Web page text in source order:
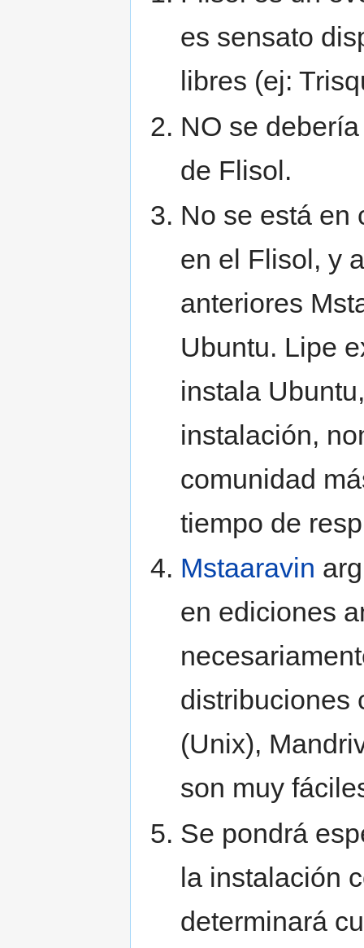
es sensato
libres (ej:
NO se
de Flisol.
No se está en
en el Flisol, y
anteriores
Ubuntu. Lipe
instala
instalación,
comunidad
tiempo de
Mstaaravin
en ediciones
distribuciones
(Unix),
son muy
Se pondrá
la instalación
determinará